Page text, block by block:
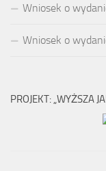
Wniosek o
Wniosek o
PROJEKT: „WYŻSZA